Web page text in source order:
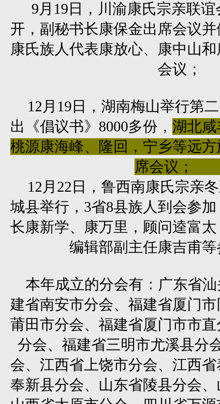
9月19日，川渝康氏宗亲联谊
开，副秘书长康保金出席会议
康氏族人代表康放心、康中山
会议；
12月19日 ，湖南梅山举行第
出《倡议书》 8000多份， 湖北
桃源康海峰、隆回，宁乡等远
席会议
12月22日，鲁西南康氏宗亲
城县举行，3省8县族人到会参
长康新学、康万里，顾问逵富
编辑部副主任康吉甫
本年成立的分会有：广东省
建省南安市分会、福建省厦门
莆田市分会、福建省厦门市市
分会、福建省三明市尤溪县分
会、江西省上饶市分会、江西
奉新县分会、山东省陵县分会